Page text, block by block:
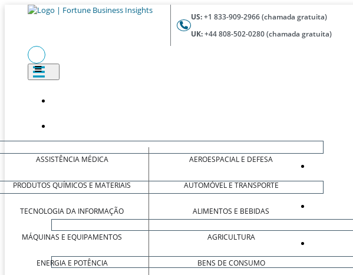
US:+1 833-909-2966 (chamada gratuita)
UK:+44 808-502-0280 (chamada gratuita)
ASSISTÊNCIA MÉDICA
PRODUTOS QUÍMICOS E MATERIAIS
TECNOLOGIA DA INFORMAÇÃO
MÁQUINAS E EQUIPAMENTOS
ENERGIA E POTÊNCIA
AEROESPACIAL E DEFESA
AUTOMÓVEL E TRANSPORTE
ALIMENTOS E BEBIDAS
AGRICULTURA
BENS DE CONSUMO